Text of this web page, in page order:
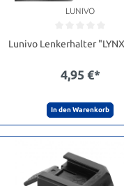
LUNIVO
Lunivo Lenkerhalter
4,95 €*
In den Warenkorb